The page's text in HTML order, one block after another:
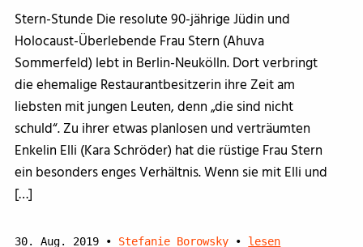
Stern-Stunde Die resolute 90-jährige Jüdin und
Holocaust-Überlebende Frau Stern (Ahuva
Sommerfeld) lebt in Berlin-Neukölln. Dort verbringt
die ehemalige Restaurantbesitzerin ihre Zeit am
liebsten mit jungen Leuten, denn „die sind nicht
schuld“. Zu ihrer etwas planlosen und verträumten
Enkelin Elli (Kara Schröder) hat die rüstige Frau Stern
ein besonders enges Verhältnis. Wenn sie mit Elli und
[…]
30. Aug. 2019 • Stefanie Borowsky • lesen